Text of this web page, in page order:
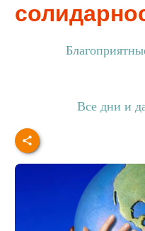
Все дни и